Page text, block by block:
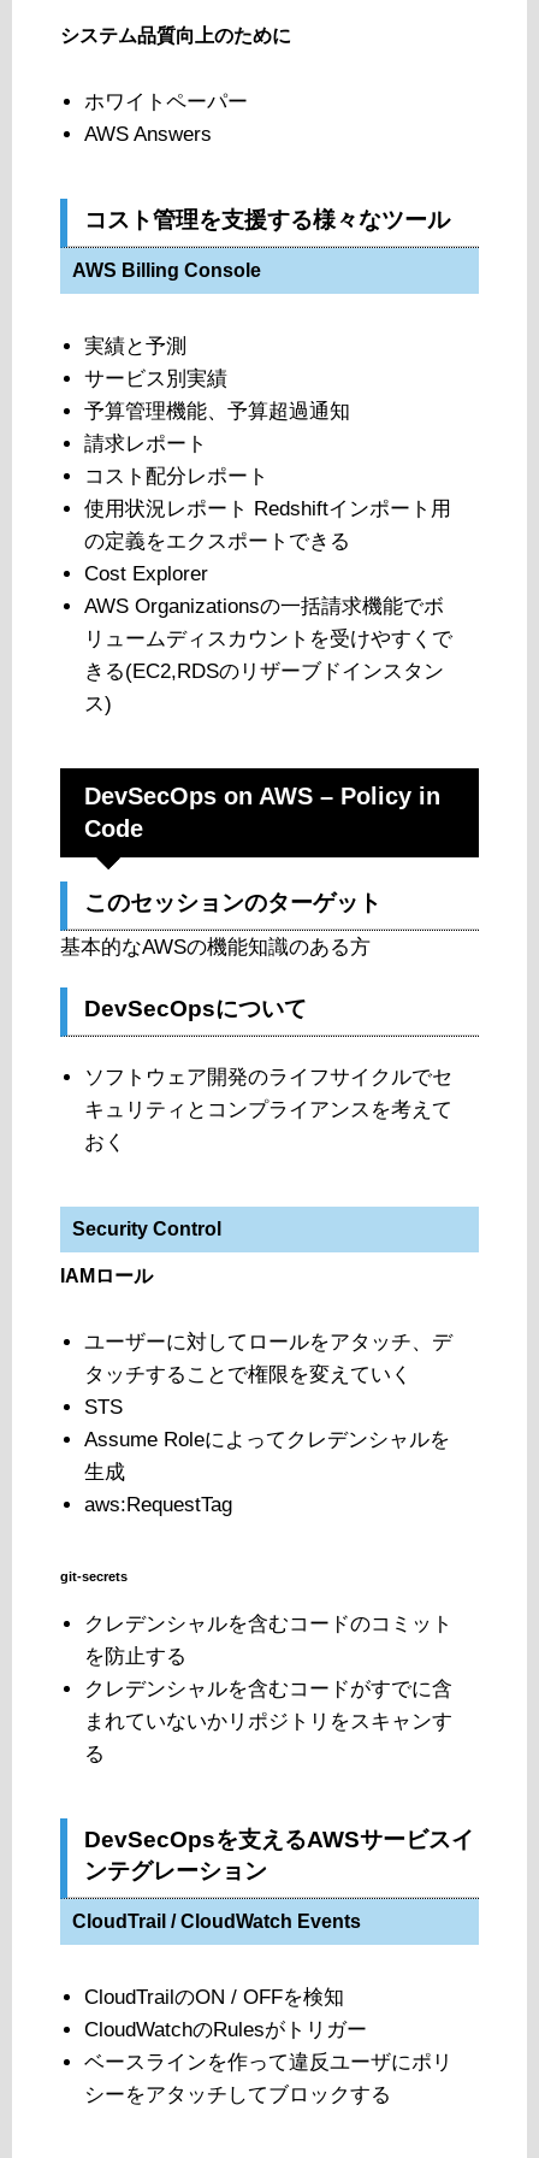
システム品質向上のために
ホワイトペーパー
AWS Answers
コスト管理を支援する様々なツール
AWS Billing Console
実績と予測
サービス別実績
予算管理機能、予算超過通知
請求レポート
コスト配分レポート
使用状況レポート Redshiftインポート用
の定義をエクスポートできる
Cost Explorer
AWS Organizationsの一括請求機能でボ
リュームディスカウントを受けやすくで
きる(EC2,RDSのリザーブドインスタン
ス)
DevSecOps on AWS – Policy in
Code
このセッションのターゲット
基本的なAWSの機能知識のある方
DevSecOpsについて
ソフトウェア開発のライフサイクルでセ
キュリティとコンプライアンスを考えて
おく
Security Control
IAMロール
ユーザーに対してロールをアタッチ、デ
タッチすることで権限を変えていく
STS
Assume Roleによってクレデンシャルを
生成
aws:RequestTag
git-secrets
クレデンシャルを含むコードのコミット
を防止する
クレデンシャルを含むコードがすでに含
まれていないかリポジトリをスキャンす
る
DevSecOpsを支えるAWSサービスイ
ンテグレーション
CloudTrail / CloudWatch Events
CloudTrailのON / OFFを検知
CloudWatchのRulesがトリガー
ベースラインを作って違反ユーザにポリ
シーをアタッチしてブロックする